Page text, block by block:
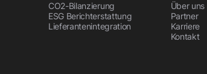
CO2-Bilanzierung
ESG Berichterstattung
Lieferantenintegration
Über uns
Partner
Karriere
Kontakt